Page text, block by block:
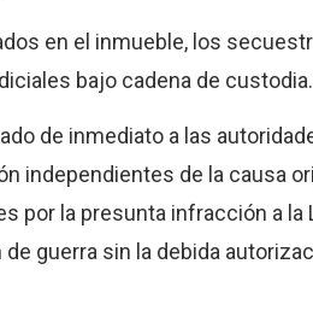
en el inmueble, los
bajo cadena de custodia.
de inmediato a las
independientes de la causa
por la presunta infracción a la
guerra sin la debida